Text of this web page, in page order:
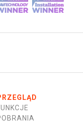
Serwis